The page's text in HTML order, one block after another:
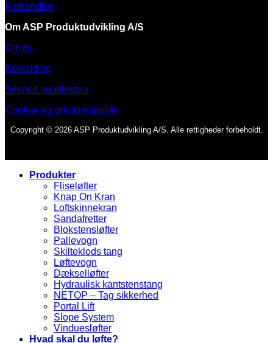
Forhandler
Om ASP Produktudvikling A/S
Om os
Kontakt os
Service og eftersyn
Cookie- og privatlivspolitik
Copyright © 2026 ASP Produktudvikling A/S. Alle rettigheder forbeholdt.
Produkter
Fliseløfter
Knap On Kran
Loftskinnekran
Sandafretter
Blokstensløfter
Pallevogn
Skilteklods tang
Løftevogn
Dækselløfter
Hydraulisk kantstenstang
NETOP – Tag sikkerhed
Portal Lift
Slope System
Vinduesløfter
Hvad skal du løfte?